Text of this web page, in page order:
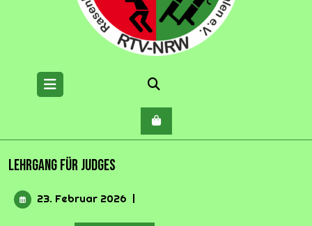
Lehrgang für Judges
23. Februar 2026 23.|